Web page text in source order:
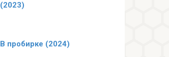
(2023)
В пробирке (2024)